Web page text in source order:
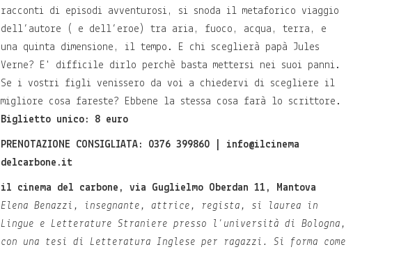
racconti di episodi avventurosi, si snoda il metaforico viaggio
dell’autore ( e dell’eroe) tra aria, fuoco, acqua, terra, e
una quinta dimensione, il tempo. E chi sceglierà papà Jules
Verne? E' difficile dirlo perchè basta mettersi nei suoi panni.
Se i vostri figli venissero da voi a chiedervi di scegliere il
migliore cosa fareste? Ebbene la stessa cosa farà lo scrittore.
Biglietto unico: 8 euro
PRENOTAZIONE CONSIGLIATA: 0376 399860 | info@ilcinema
delcarbone.it
il cinema del carbone, via Guglielmo Oberdan 11, Mantova
Elena Benazzi, insegnante, attrice, regista, si laurea in
Lingue e Letterature Straniere presso l'università di Bologna,
con una tesi di Letteratura Inglese per ragazzi. Si forma come